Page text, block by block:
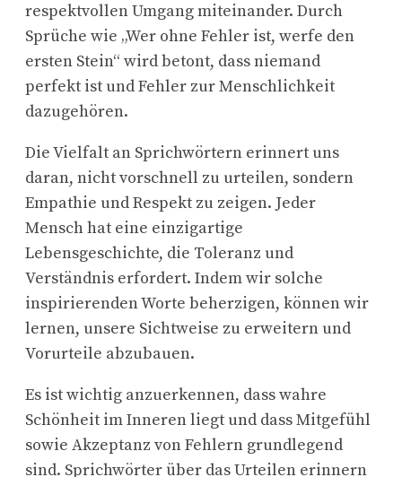
respektvollen Umgang miteinander. Durch
Sprüche wie „Wer ohne Fehler ist, werfe den
ersten Stein“ wird betont, dass niemand
perfekt ist und Fehler zur Menschlichkeit
dazugehören.
Die Vielfalt an Sprichwörtern erinnert uns
daran, nicht vorschnell zu urteilen, sondern
Empathie und Respekt zu zeigen. Jeder
Mensch hat eine einzigartige
Lebensgeschichte, die Toleranz und
Verständnis erfordert. Indem wir solche
inspirierenden Worte beherzigen, können wir
lernen, unsere Sichtweise zu erweitern und
Vorurteile abzubauen.
Es ist wichtig anzuerkennen, dass wahre
Schönheit im Inneren liegt und dass Mitgefühl
sowie Akzeptanz von Fehlern grundlegend
sind. Sprichwörter über das Urteilen erinnern